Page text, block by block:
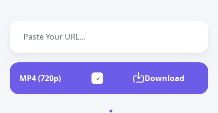
Download